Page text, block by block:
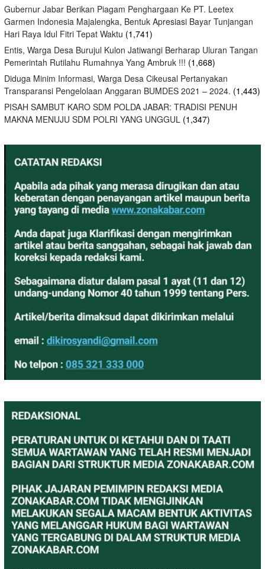
Gubernur Jabar Berikan Piagam Penghargaan Ke PT. Leetex
Garmen Indonesia Majalengka, Bentuk Apresiasi Bayar Tunjangan
Hari Raya Idul Fitri Tepat Waktu (1,741)
Entis, Warga Desa Burujul Kulon Jatiwangi Berharap Uluran Tangan
Pemerintah Rutilahu Rumahnya Yang Ambruk !!! (1,668)
Diduga Minim Informasi, Warga Desa Cikeusal Pertanyakan
Transparansi Pengelolaan Anggaran BUMDES 2021 – 2024. (1,443)
PISAH SAMBUT KARO SDM POLDA JABAR: TRADISI PENUH
MAKNA MENUJU SDM POLRI YANG UNGGUL (1,347)